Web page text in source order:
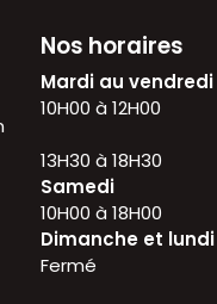
Nos horaires
Mardi au vendredi
10H00 à 12H00
13H30 à 18H30
Samedi
10H00 à 18H00
Dimanche et lundi
Fermé